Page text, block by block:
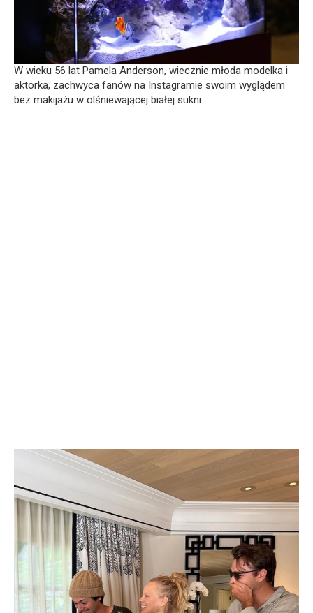
W wieku 56 lat Pamela Anderson, wiecznie młoda modelka i
aktorka, zachwyca fanów na Instagramie swoim wyglądem
bez makijażu w olśniewającej białej sukni.